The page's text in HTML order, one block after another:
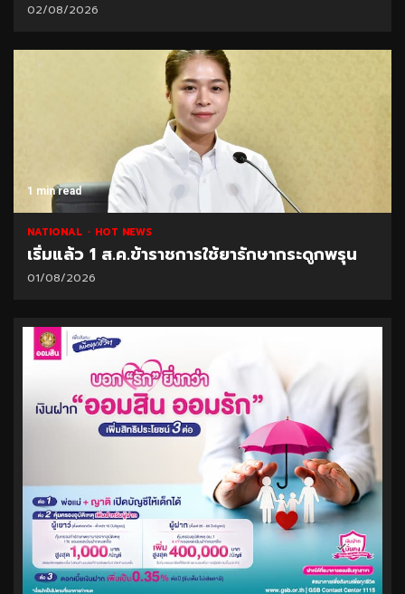
02/08/2026
1 min read
NATIONAL HOT NEWS
เริ่มแล้ว 1 ส.ค.ข้าราชการใช้ยารักษากระดูกพรุน
01/08/2026